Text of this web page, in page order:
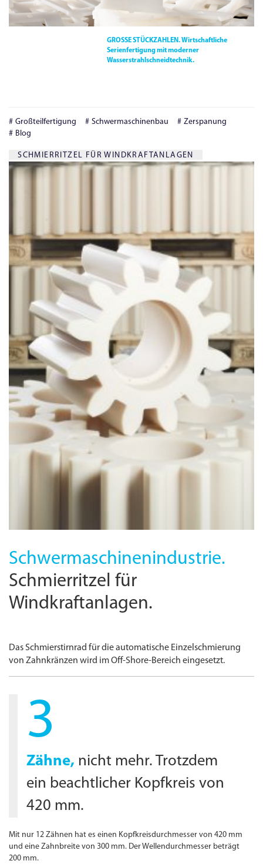
GROSSE STÜCKZAHLEN. Wirtschaftliche
Serienfertigung mit moderner
Wasserstrahlschneidtechnik.
Großteilfertigung Schwermaschinenbau
Zerspanung
Blog
SCHMIERRITZEL FÜR WINDKRAFTANLAGEN
Schwermaschinen­industrie.
Schmierritzel für
Windkraftanlagen.
Das Schmierstirnrad für die automatische Einzelschmierung
von Zahnkränzen wird im Off-Shore-Bereich eingesetzt.
3
Zähne, nicht mehr. Trotzdem
ein beachtlicher Kopfkreis von
420 mm.
Mit nur 12 Zähnen hat es einen Kopfkreis­durchmesser von 420 mm
und eine Zahnbreite von 300 mm. Der Wellendurchmesser beträgt
200 mm.